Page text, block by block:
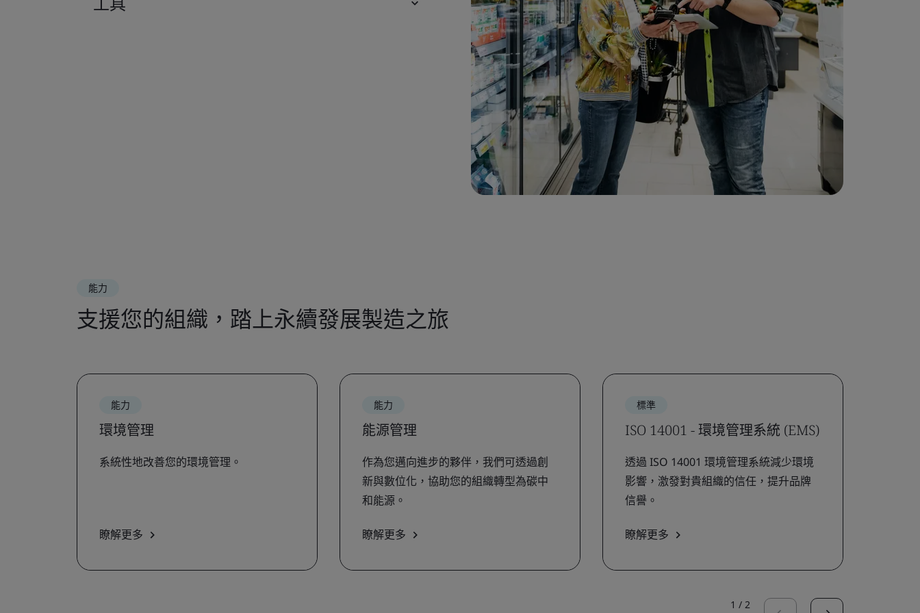
能力
支援您的組織，踏上永續發展製造之旅
能力
環境管理
系統性地改善您的環境管理。
瞭解更多
能力
能源管理
作為您邁向進步的夥伴，我們可透過創
新與數位化，協助您的組織轉型為碳中
和能源。
瞭解更多
標準
ISO 14001 - 環境管理系統 (EMS)
透過 ISO 14001 環境管理系統減少環境
影響，激發對貴組織的信任，提升品牌
信譽。
瞭解更多
1 / 2